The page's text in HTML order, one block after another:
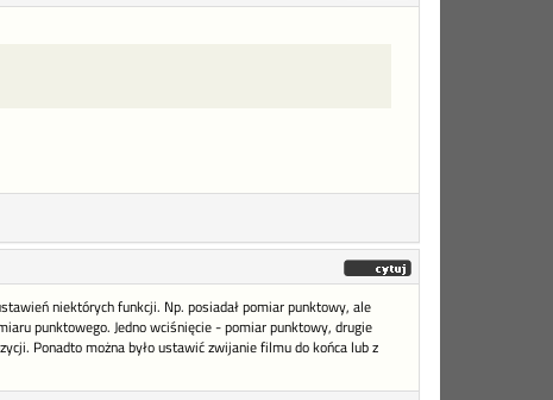
niektórych funkcji. Np. posiadał pomiar punktowy, ale
punktowego. Jedno wciśnięcie - pomiar punktowy, drugie
Ponadto można było ustawić zwijanie filmu do końca lub z